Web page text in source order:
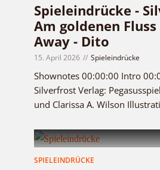
Spieleindrücke -
Am goldenen
Away - Dito
15. April 2026 Spieleindrücke
Shownotes 00:00:00 Intro
Silverfrost Verlag:
und Clarissa A. Wilson
SPIELEINDRÜCKE